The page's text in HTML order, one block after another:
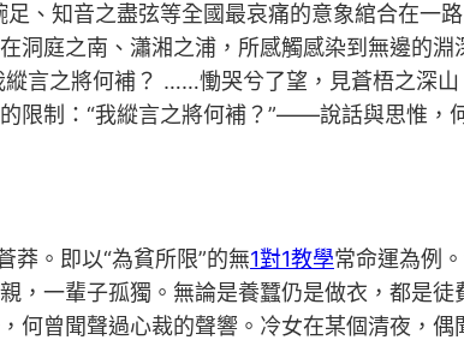
、知音之盡弦等全國最哀痛的意象綰合在一
洞庭之南、瀟湘之浦，所感觸感染到無邊的
言之將何補？ ……慟哭兮了望，見蒼梧之深
限制：“我縱言之將何補？”——說話與思惟，
莽。即以“為貧所限”的無1對1教學常命運為例
，一輩子孤獨。無論是養蠶仍是做衣，都是
何曾聞聲過心裁的聲響。冷女在某個清夜，